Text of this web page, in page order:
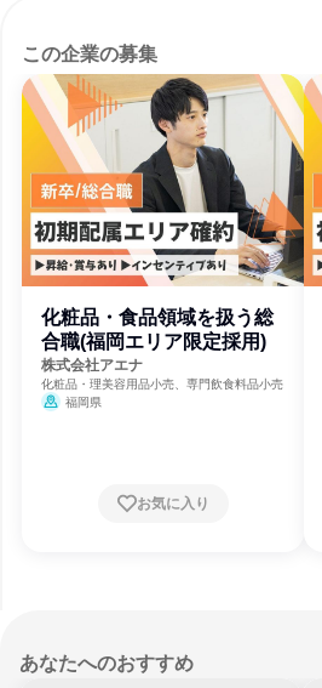
この企業の募集
化粧品・食品領域を扱う総
合職(福岡エリア限定採用)
株式会社アエナ
化粧品・理美容用品小売、専門飲食料品小売
福岡県
お気に入り
あなたへのおすすめ